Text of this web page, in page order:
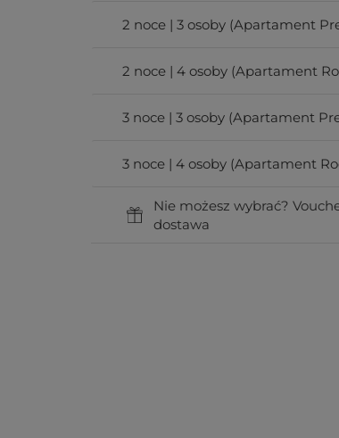
2 noce | 3 osoby (Apartament
2 noce | 4 osoby (Apartament
3 noce | 3 osoby (Apartament
3 noce | 4 osoby (Apartament
Nie możesz wybrać?
dostawa